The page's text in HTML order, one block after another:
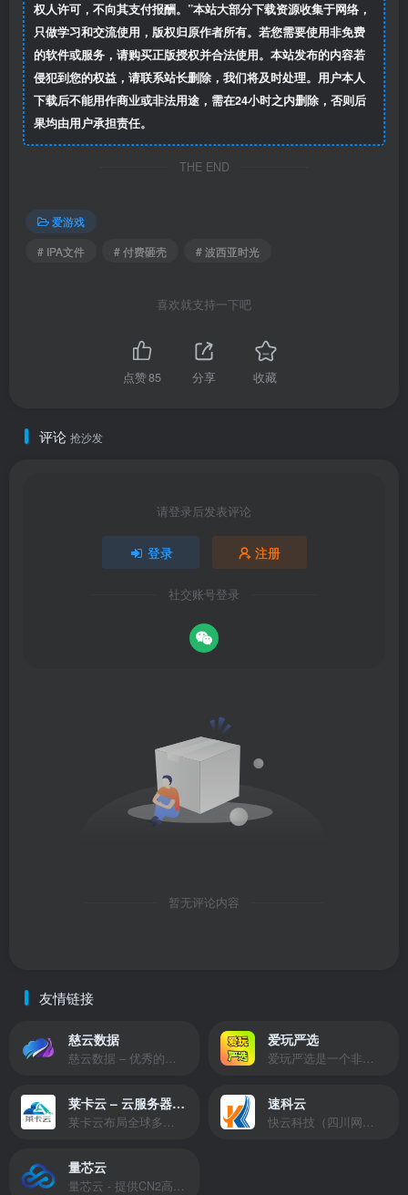
权人许可，不向其支付报酬。”本站大部分下载资源收集于网络，
只做学习和交流使用，版权归原作者所有。若您需要使用非免费
的软件或服务，请购买正版授权并合法使用。本站发布的内容若
侵犯到您的权益，请联系站长删除，我们将及时处理。用户本人
下载后不能用作商业或非法用途，需在24小时之内删除，否则后
果均由用户承担责任。
THE END
爱游戏
# IPA文件
# 付费砸壳 # 波西亚时光
喜欢就支持一下吧
点赞85 分享 收藏
评论 抢沙发
请登录后发表评论
登录 注册
社交账号登录
暂无评论内容
友情链接
慈云数据
慈云数据 – 优秀的云服务器服务商，提供最具有性价比的产品。慈云数据是开发者必不可少的良心云
爱玩严选
爱玩严选是一个非常有保障且性价比极高的虚拟商城，包括但不限于苹果证书、技术指导、会员充值等多种虚拟服务！
莱卡云 – 云服务器提供商
莱卡云布局全球多个地理区域。提供服务有：境外云服务器、国内云服务器、独立服务器、服务器托管、CDN、SSL证书、游戏服务器等业务。
速科云
快云科技（四川网联快云科技有限公司）成立于2021年，主营互联网业务平台服务提供商。公司专注为用户提供低价高性能云计算产品，致力于云计算应用的易用性开发，并引导云计算在国内普及
量芯云
量芯云 - 提供CN2高速香港美国云服务器&专业高防服务器租用等云服务器供应商